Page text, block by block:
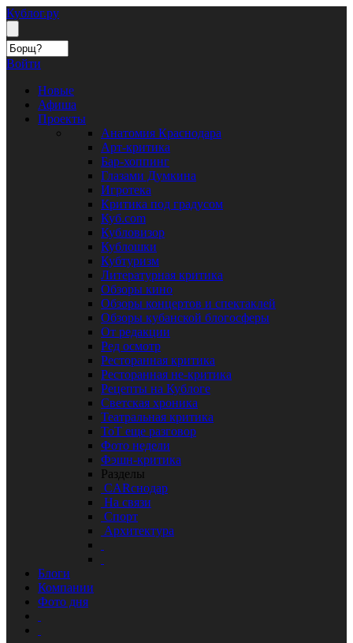
Кублог.ру
Войти
Новые
Афиша
Проекты
Анатомия Краснодара
Арт-критика
Бар-хоппинг
Глазами Думкина
Игротека
Критика под градусом
Куб.com
Кубловизор
Кублошки
Кубтуризм
Литературная критика
Обзоры кино
Обзоры концертов и спектаклей
Обзоры кубанской блогосферы
От редакции
Ред осмотр
Ресторанная критика
Ресторанная не-критика
Рецепты на Кублоге
Светская хроника
Театральная критика
ТоТ еще разговор
Фото недели
Фэшн-критика
Разделы
CARснодар
На связи
Спорт
Архитектура
Блоги
Компании
Фото дня